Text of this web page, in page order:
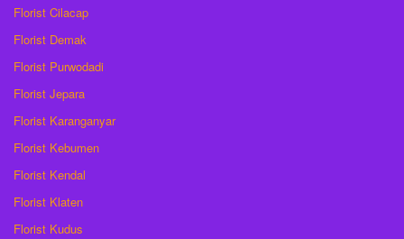
Florist Cilacap
Florist Demak
Florist Purwodadi
Florist Jepara
Florist Karanganyar
Florist Kebumen
Florist Kendal
Florist Klaten
Florist Kudus